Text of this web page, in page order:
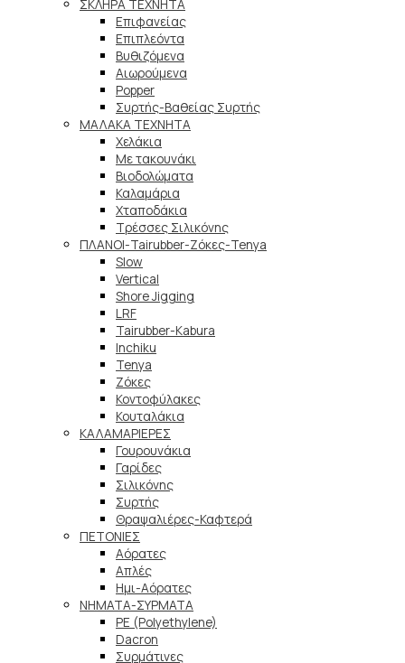
ΣΚΛΗΡΑ ΤΕΧΝΗΤΑ
Επιφανείας
Επιπλεόντα
Βυθιζόμενα
Αιωρούμενα
Popper
Συρτής-Βαθείας Συρτής
ΜΑΛΑΚΑ TEXNHTA
Χελάκια
Με τακουνάκι
Βιοδολώματα
Καλαμάρια
Χταποδάκια
Τρέσσες Σιλικόνης
ΠΛΑΝΟΙ-Tairubber-Ζόκες-Tenya
Slow
Vertical
Shore Jigging
LRF
Tairubber-Kabura
Inchiku
Tenya
Ζόκες
Κοντοφύλακες
Κουταλάκια
ΚΑΛΑΜΑΡΙΕΡΕΣ
Γουρουνάκια
Γαρίδες
Σιλικόνης
Συρτής
Θραψαλιέρες-Καφτερά
ΠΕΤΟΝΙΕΣ
Αόρατες
Απλές
Ημι-Αόρατες
ΝΗΜΑΤΑ-ΣΥΡΜΑΤΑ
PE (Polyethylene)
Dacron
Συρμάτινες